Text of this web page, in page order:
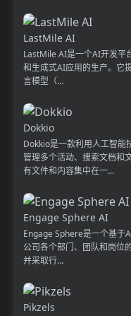
LastMile AI
LastMile AI是一个AI开发平
和生成式AI应用的生产。它
言模型（...
Dokkio
Dokkio是一款利用人工智能
管理多个活动、搜索文档和
有文件和内容集中在一...
Engage Sphere AI
Engage Sphere是一个基于
公司各个部门、团队和岗位
并采取行...
Pikzels